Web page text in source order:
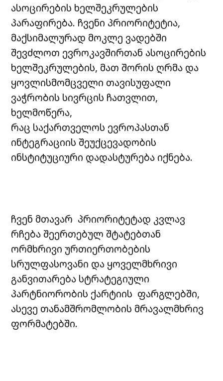
ასოცირების ხელშეკრულების
პარაფირება. ჩვენი პრიორიტეტია,
მაქსიმალურად მოკლე ვადებში
შევძლოთ ევროკავშირთან ასოცირების
ხელშეკრულების, მათ შორის ღრმა და
ყოვლისმომცველი თავისუფალი
ვაჭრობის სივრცის ჩათვლით,
ხელმოწერა,
რაც საქართველოს ევროპასთან
ინტეგრაციის შეუქცევადობის
ინსტიტუციური დადასტურება იქნება.
ჩვენ მთავარ პრიორიტეტად კვლავ
რჩება შეერთებულ შტატებთან
ორმხრივი ურთიერთობების
სრულფასოვანი და ყოველმხრივი
განვითარება სტრატეგიული
პარტნიორობის ქარტიის ფარგლებში,
ასევე თანამშრომლობის მრავალმხრივ
ფორმატებში.